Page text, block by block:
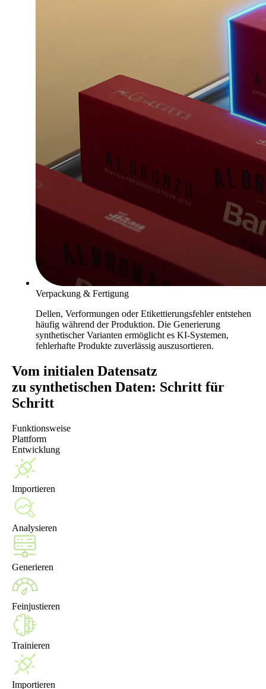
Verpackung & Fertigung
Dellen, Verformungen oder Etikettierungsfehler entstehen
häufig während der Produktion. Die Generierung
synthetischer Varianten ermöglicht es KI-Systemen,
fehlerhafte Produkte zuverlässig auszusortieren.
Vom initialen Datensatz
zu synthetischen Daten: Schritt für
Schritt
Funktionsweise
Plattform
Entwicklung
Importieren
Analysieren
Generieren
Feinjustieren
Trainieren
Importieren